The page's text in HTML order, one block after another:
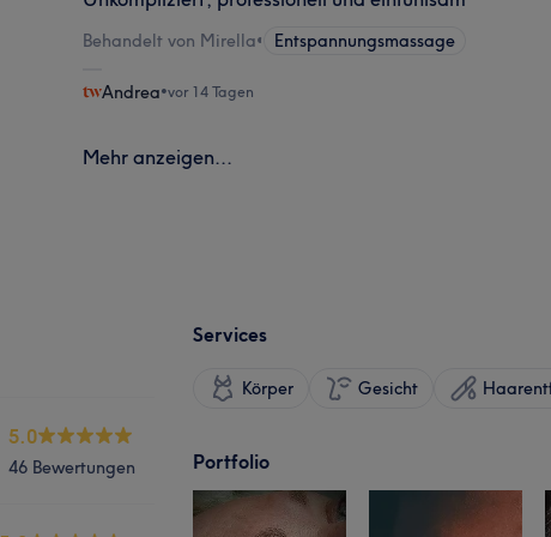
Behandelt von Mirella• Entspannungsmassage
Andrea•vor 14 Tagen
Mehr anzeigen...
5.0
46 Bewertungen
Services
Körper Gesicht
Portfolio